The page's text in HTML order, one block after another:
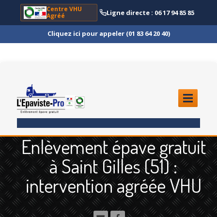
Centre VHU
Agréé
Ligne directe : 06 17 94 85 85
Cliquez ici pour appeler (01 83 64 20 40)
ENLÈVEMENTÉPAVE
Quoi ?
Scooteret Moto
Camion
et Poids Lourd
Enlèvement épave gratuit
à Saint Gilles (51) :
intervention agréée VHU